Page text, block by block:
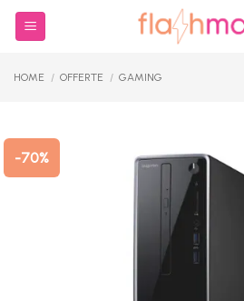
Salta
HOME / OFFERTE / GAMING
-70%